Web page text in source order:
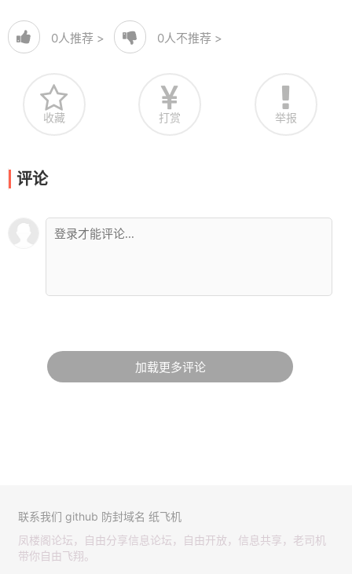
0人推荐 > 0人不推荐 >
收藏 打赏 举报
评论
加载更多评论
联系我们 github 防封域名 纸飞机
凤楼阁论坛，自由分享信息论坛，自由开放，信息共享，老司机
带你自由飞翔。